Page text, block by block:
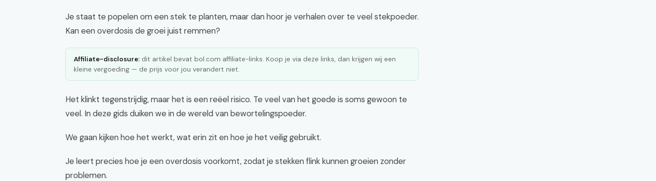
Je staat te popelen om een stek te planten, maar dan hoor je verhalen over te veel stekpoeder.
Kan een overdosis de groei juist remmen?
Affiliate-disclosure: dit artikel bevat bol.com affiliate-links. Koop je via deze links, dan krijgen wij een
kleine vergoeding — de prijs voor jou verandert niet.
Het klinkt tegenstrijdig, maar het is een reëel risico. Te veel van het goede is soms gewoon te
veel. In deze gids duiken we in de wereld van bewortelingspoeder.
We gaan kijken hoe het werkt, wat erin zit en hoe je het veilig gebruikt.
Je leert precies hoe je een overdosis voorkomt, zodat je stekken flink kunnen groeien zonder
problemen.